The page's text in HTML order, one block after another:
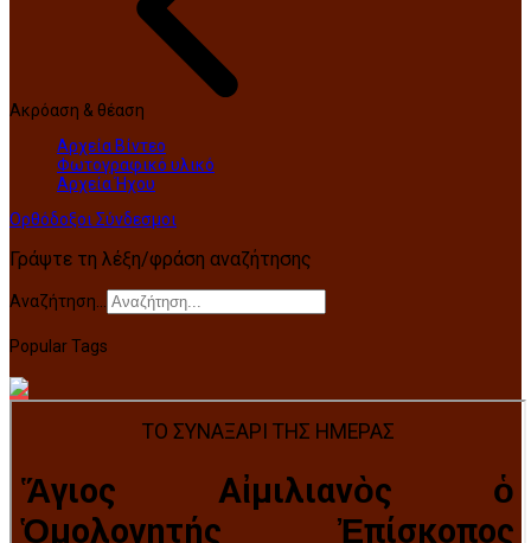
Ακρόαση & θέαση
Αρχεία Βίντεο
Φωτογραφικό υλικό
Αρχεία Ήχου
Ορθόδοξοι Σύνδεσμοι
Γράψτε τη λέξη/φράση αναζήτησης
Αναζήτηση...
Popular Tags